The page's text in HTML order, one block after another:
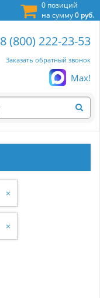
0 позиций
на сумму0 руб.
8 (800) 222-23-53
Заказать обратный звонок
Max!
×
×